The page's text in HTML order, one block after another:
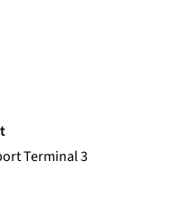
Terminal 3